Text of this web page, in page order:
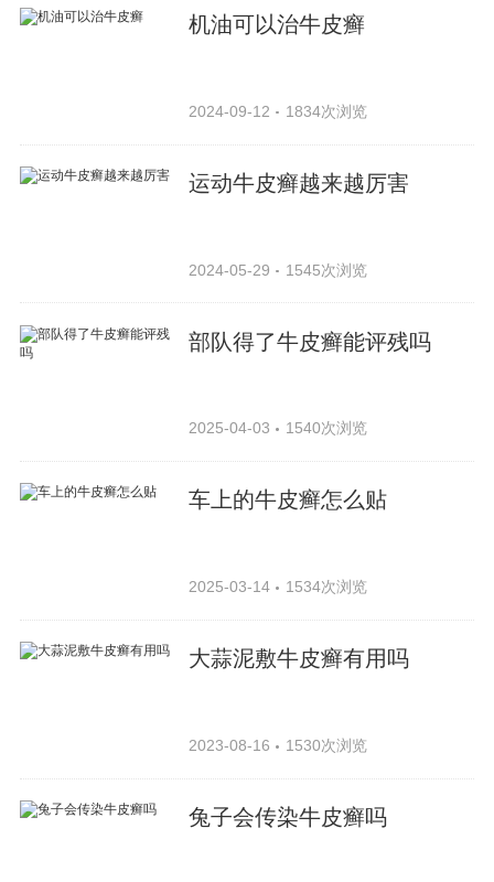
机油可以治牛皮癣
2024-09-12 1834次浏览
运动牛皮癣越来越厉害
2024-05-29 1545次浏览
部队得了牛皮癣能评残吗
2025-04-03 1540次浏览
车上的牛皮癣怎么贴
2025-03-14 1534次浏览
大蒜泥敷牛皮癣有用吗
2023-08-16 1530次浏览
兔子会传染牛皮癣吗